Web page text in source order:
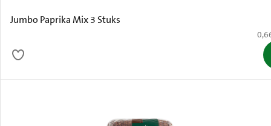
Jumbo Paprika Mix 3 Stuks
€